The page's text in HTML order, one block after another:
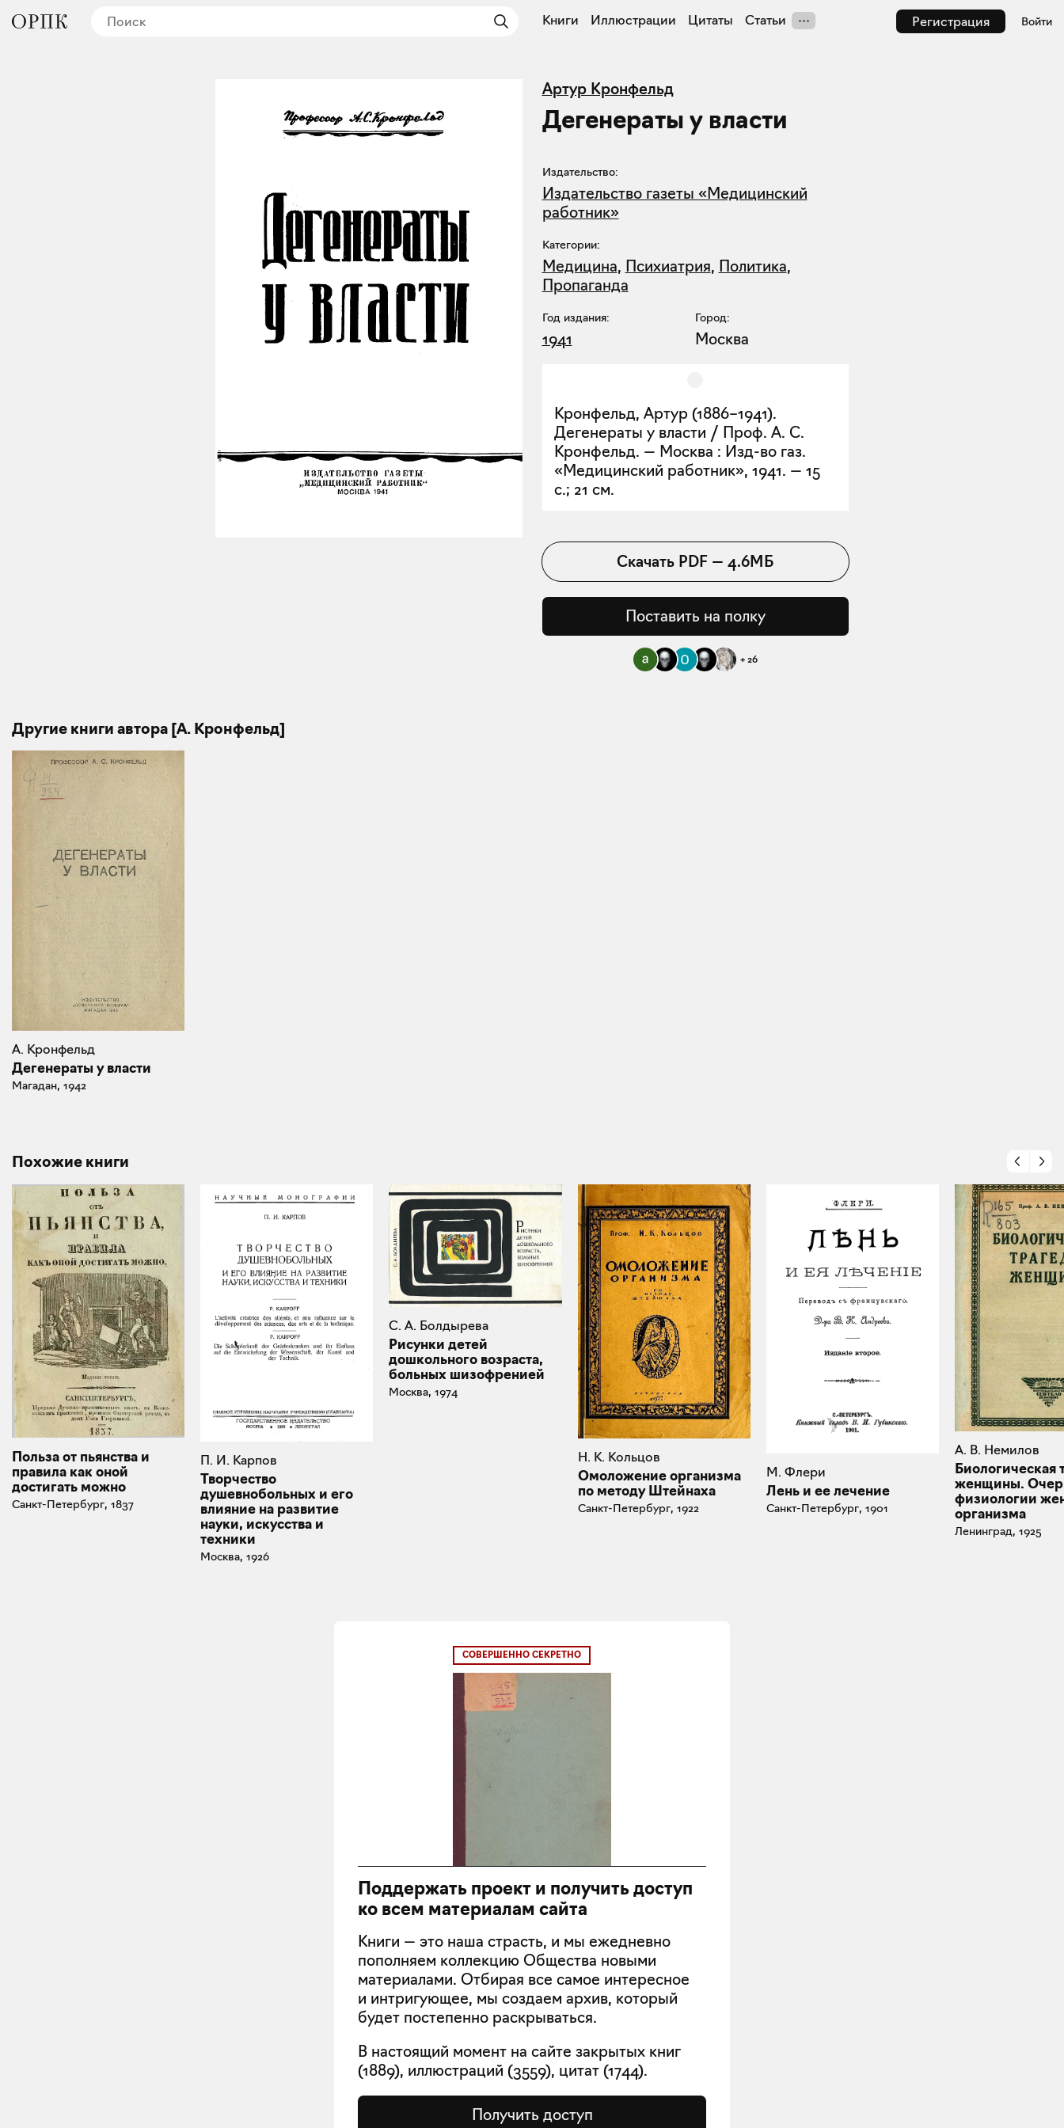
Регистрация Войти
Книги Иллюстрации Цитаты Статьи
Артур Кронфельд
Дегенераты у власти
Издательство:
Издательство газеты «Медицинский
работник»
Категории:
Медицина, Психиатрия, Политика,
Пропаганда
Год издания:
1941
Город:
Москва
Кронфельд, Артур (1886–1941).
Дегенераты у власти / Проф. А. С.
Кронфельд. — Москва : Изд-во газ.
«Медицинский работник», 1941. — 15
с.; 21 см.
Скачать PDF —4.6МБ
Поставить на полку
+ 26
Другие книги автора [А. Кронфельд]
А. Кронфельд
Дегенераты у власти
Магадан, 1942
Похожие книги
Польза от пьянства и
правила как оной
достигать можно
Санкт-Петербург, 1837
П. И. Карпов
Творчество
душевнобольных и его
влияние на развитие
науки, искусства и
техники
Москва, 1926
С. А. Болдырева
Рисунки детей
дошкольного возраста,
больных шизофренией
Москва, 1974
Н. К. Кольцов
Омоложение организма
по методу Штейнаха
Санкт-Петербург, 1922
М. Флери
Лень и ее лечение
Санкт-Петербург, 1901
А. В. Немилов
Биологическая
женщины.
физиологии
организма
Ленинград, 1925
СОВЕРШЕННО СЕКРЕТНО
Поддержать проект и получить доступ
ко всем материалам сайта
Книги — это наша страсть, и мы ежедневно
пополняем коллекцию Общества новыми
материалами. Отбирая все самое интересное
и интригующее, мы создаем архив, который
будет постепенно раскрываться.
В настоящий момент на сайте закрытых книг
(1889), иллюстраций (3559), цитат (1744).
Получить доступ